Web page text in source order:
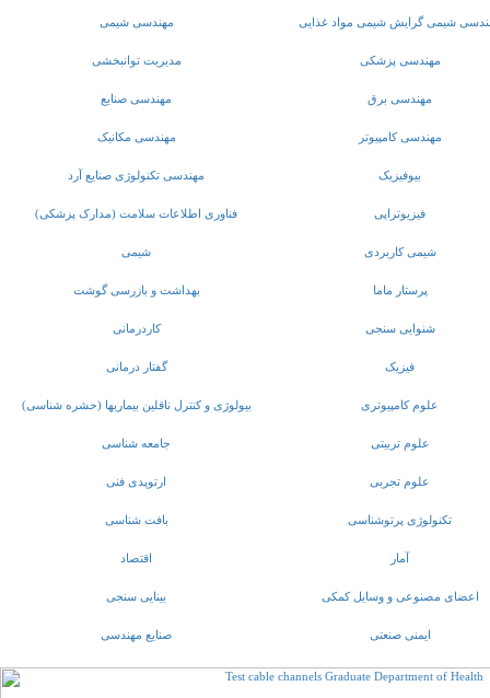
مهندسی شیمی شیمی گرایش شیمی مواد غذایی
مدیریت توانبخشی مهندسی پزشکی
مهندسی صنایع مهندسی برق
مهندسی مکانیک مهندسی کامپیوتر
مهندسی تکنولوژی صنایع آرد بیوفیزیک
فناوری اطلاعات سلامت (مدارک پزشکی) فیزیوتراپی
شیمی شیمی کاربردی
بهداشت و بازرسی گوشت پرستار ماما
کاردرمانی شنوایی سنجی
گفتار درمانی فیزیک
بیولوژی و کنترل ناقلین بیماریها (حشره شناسی) علوم کامپیوتری
جامعه شناسی علوم تربیتی
ارتوپدی فنی علوم تجربی
بافت شناسی تکنولوژی پرتوشناسی
اقتصاد آمار
بینایی سنجی اعضای مصنوعی و وسایل کمکی
صنایع مهندسی ایمنی صنعتی